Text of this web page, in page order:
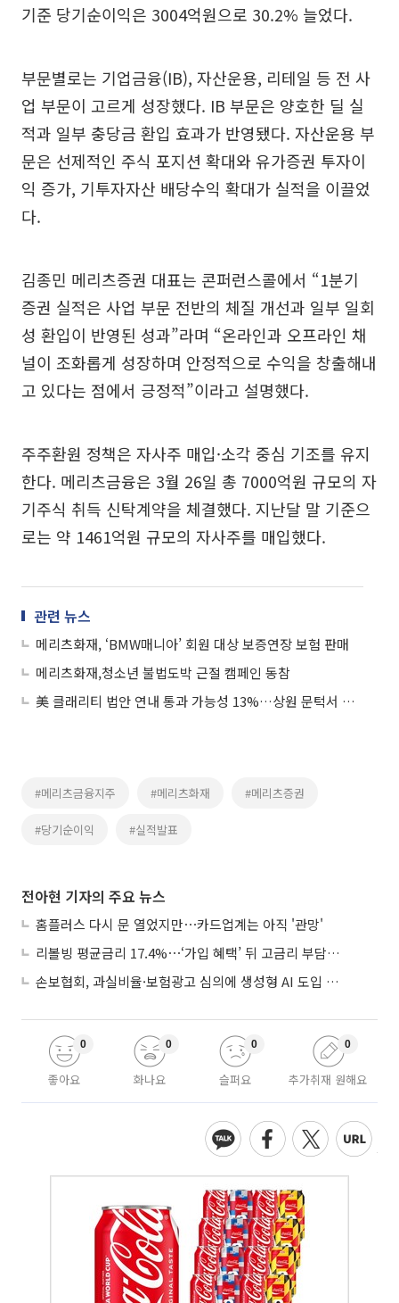
기준 당기순이익은 3004억원으로 30.2% 늘었다.
부문별로는 기업금융(IB), 자산운용, 리테일 등 전 사
업 부문이 고르게 성장했다. IB 부문은 양호한 딜 실
적과 일부 충당금 환입 효과가 반영됐다. 자산운용 부
문은 선제적인 주식 포지션 확대와 유가증권 투자이
익 증가, 기투자자산 배당수익 확대가 실적을 이끌었
다.
김종민 메리츠증권 대표는 콘퍼런스콜에서 “1분기
증권 실적은 사업 부문 전반의 체질 개선과 일부 일회
성 환입이 반영된 성과”라며 “온라인과 오프라인 채
널이 조화롭게 성장하며 안정적으로 수익을 창출해내
고 있다는 점에서 긍정적”이라고 설명했다.
주주환원 정책은 자사주 매입·소각 중심 기조를 유지
한다. 메리츠금융은 3월 26일 총 7000억원 규모의 자
기주식 취득 신탁계약을 체결했다. 지난달 말 기준으
로는 약 1461억원 규모의 자사주를 매입했다.
관련 뉴스
메리츠화재, ‘BMW매니아’ 회원 대상 보증연장 보험 판매
메리츠화재,청소년 불법도박 근절 캠페인 동참
美 클래리티 법안 연내 통과 가능성 13%…상원 문턱서 제동
#메리츠금융지주 #메리츠화재 #메리츠증권
#당기순이익 #실적발표
전아현 기자의 주요 뉴스
홈플러스 다시 문 열었지만⋯카드업계는 아직 '관망'
리볼빙 평균금리 17.4%⋯‘가입 혜택’ 뒤 고금리 부담 주의
손보협회, 과실비율·보험광고 심의에 생성형 AI 도입 추진
좋아요
0
화나요
0
슬퍼요
0
추가취재 원해요
0